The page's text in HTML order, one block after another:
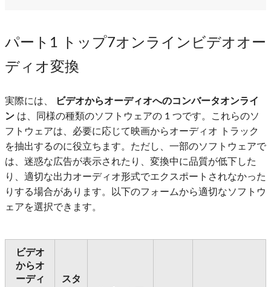
パート1 トップ7オンラインビデオオー
ディオ変換
実際には、
ビデオからオーディオへのコンバータオンライ
ン は、同様の種類のソフトウェアの 1 つです。これらのソ
フトウェアは、必要に応じて映画からオーディオ トラック
を抽出するのに役立ちます。ただし、一部のソフトウェアで
は、迷惑な広告が表示されたり、変換中に品質が低下した
り、適切な出力オーディオ形式でエクスポートされなかった
りする場合があります。以下のフォームから適切なソフトウ
ェアを選択できます。
ビデオ
からオ
ーディ
スタ